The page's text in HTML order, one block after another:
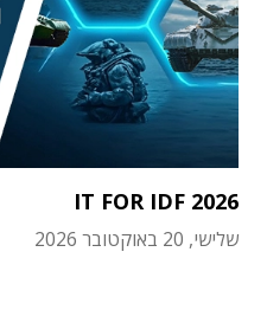
IT FOR IDF 2026
שלישי, 20 באוקטובר 2026